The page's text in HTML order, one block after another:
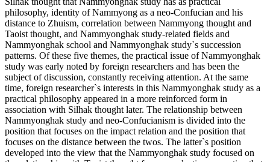
philosophy, identity of Nammyong as a neo-Confucian and his
distance to Zhuism, correlation between Nammyong thought and
Taoist thought, and Nammyonghak study-related fields and
Nammyonghak school and Nammyonghak study`s succession
patterns. Of these five themes, the practical issue of Nammyonghak
study was early noted by foreign researchers and has been the
subject of discussion, constantly receiving attention. At the same
time, foreign researcher`s interests in this Nammyonghak study as a
practical philosophy appeared in a more reinforced form in
association with Silhak thought later. The relationship between
Nammyonghak study and neo-Confucianism is divided into the
position that focuses on the impact relation and the position that
focuses on the distance between the twos. The latter`s position
developed into the view that the Nammyonghak study focused on